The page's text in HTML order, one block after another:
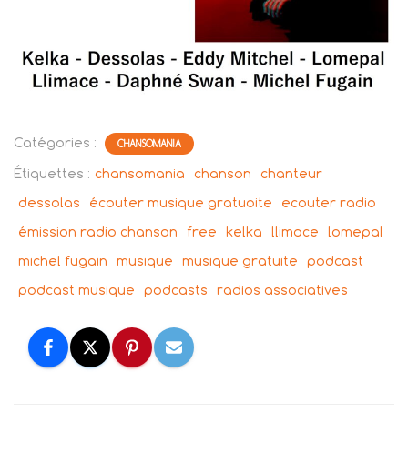
Catégories : CHANSOMANIA
Étiquettes : chansomania chanson
chanteur
dessolas
écouter musique gratuoite
ecouter radio
émission radio chanson free kelka llimace lomepal
michel fugain musique musique gratuite podcast
podcast musique podcasts radios associatives